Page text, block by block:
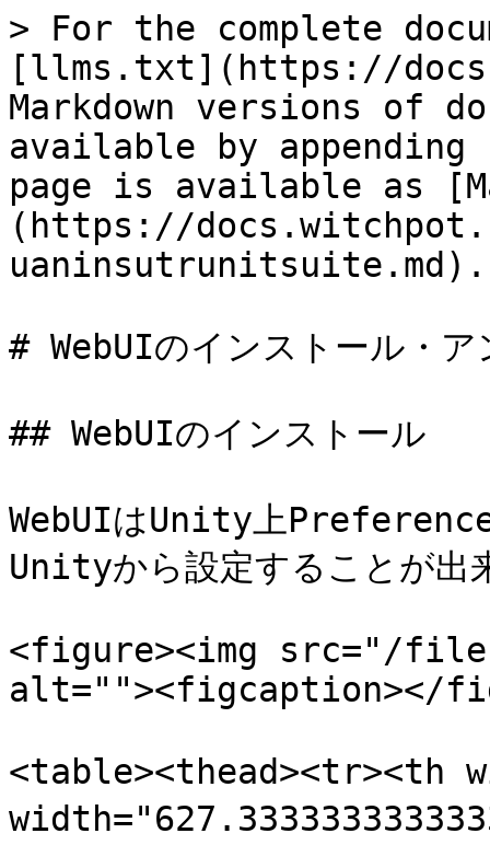
> For the complete
[llms.txt](https://
Markdown versions of
available by
page is available as
(https://
uaninsutrunitsuite.md).
# WebUIのインストール・
## WebUIのインストール
WebUIはUnity上
Unityから設定することが出
<figure><img src="/files/
alt=""><figcaption></
<table><thead><tr><th